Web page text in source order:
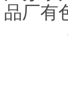
品厂有